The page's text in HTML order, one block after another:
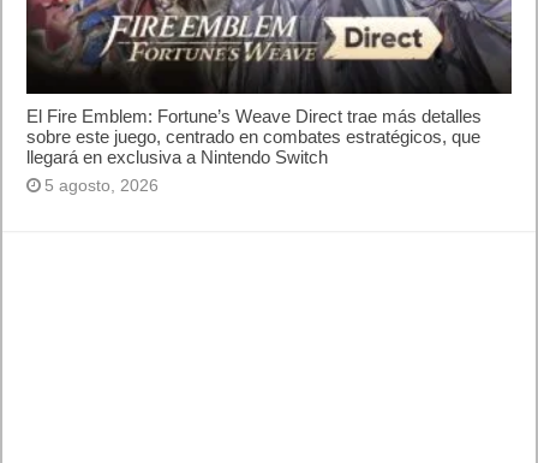
El Fire Emblem: Fortune’s Weave Direct trae más detalles
sobre este juego, centrado en combates estratégicos, que
llegará en exclusiva a Nintendo Switch
5 agosto, 2026